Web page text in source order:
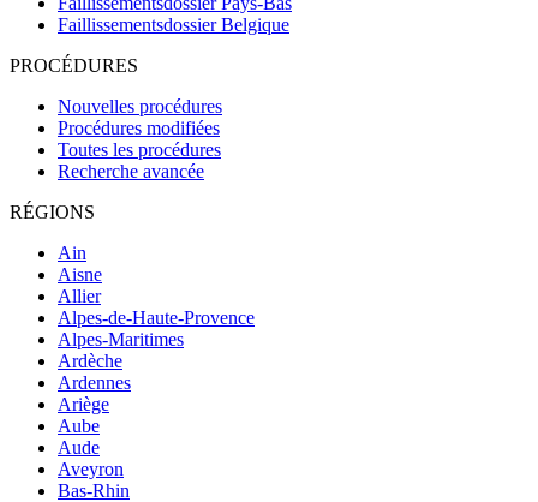
Faillissementsdossier Belgique
PROCÉDURES
Nouvelles procédures
Procédures modifiées
Toutes les procédures
Recherche avancée
RÉGIONS
Ain
Aisne
Allier
Alpes-de-Haute-Provence
Alpes-Maritimes
Ardèche
Ardennes
Ariège
Aube
Aude
Aveyron
Bas-Rhin